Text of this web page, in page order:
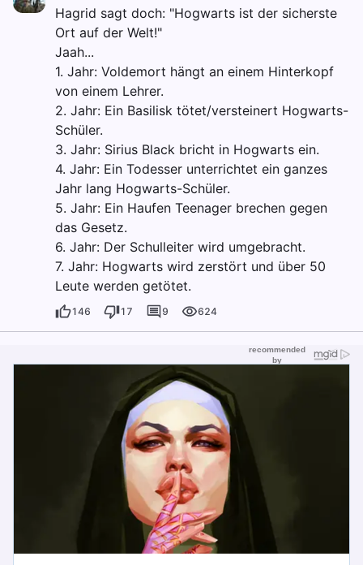
Hagrid sagt doch: "Hogwarts ist der sicherste
Ort auf der Welt!"
Jaah...
1. Jahr: Voldemort hängt an einem Hinterkopf
von einem Lehrer.
2. Jahr: Ein Basilisk tötet/versteinert Hogwarts-
Schüler.
3. Jahr: Sirius Black bricht in Hogwarts ein.
4. Jahr: Ein Todesser unterrichtet ein ganzes
Jahr lang Hogwarts-Schüler.
5. Jahr: Ein Haufen Teenager brechen gegen
das Gesetz.
6. Jahr: Der Schulleiter wird umgebracht.
7. Jahr: Hogwarts wird zerstört und über 50
Leute werden getötet.
146 17 9 624